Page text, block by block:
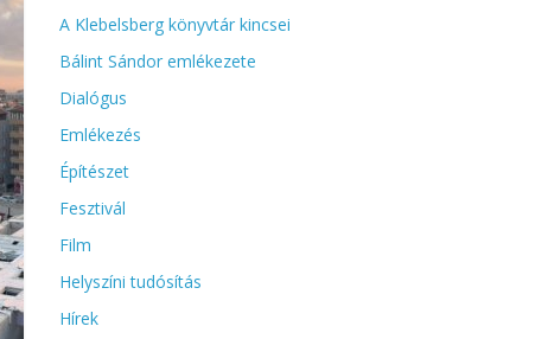
A Klebelsberg könyvtár kincsei
Bálint Sándor emlékezete
Dialógus
Emlékezés
Építészet
Fesztivál
Film
Helyszíni tudósítás
Hírek